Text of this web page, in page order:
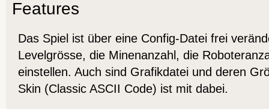
Features
Das Spiel ist über eine Config-Datei frei
Levelgrösse, die Minenanzahl, die
einstellen. Auch sind Grafikdatei und deren
Skin (Classic ASCII Code) ist mit dabei.